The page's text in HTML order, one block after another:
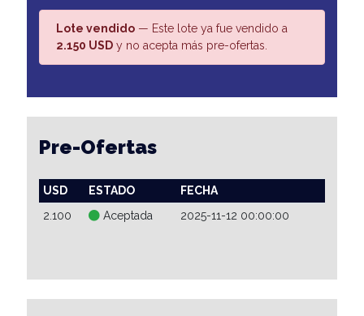
Lote vendido — Este lote ya fue vendido a
2.150 USD y no acepta más pre-ofertas.
Pre-Ofertas
USD ESTADO
FECHA
2.100
Aceptada 2025-11-12 00:00:00